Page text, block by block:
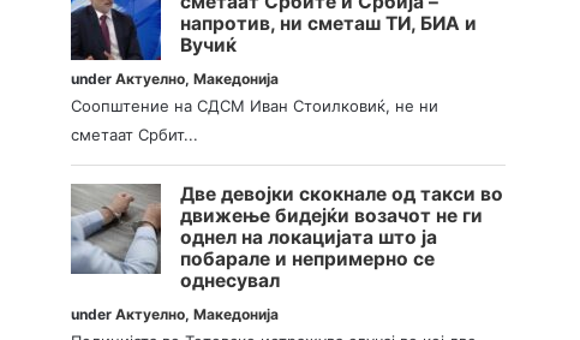
напротив, ни сметаш ТИ, БИА и
Вучиќ
underАктуелно,Македонија
Соопштение на СДСМ Иван Стоилковиќ, не ни
сметаат Србит...
Две девојки скокнале од такси во
движење бидејќи возачот не ги
однел на локацијата што ја
побарале и непримерно се
однесувал
underАктуелно,Македонија